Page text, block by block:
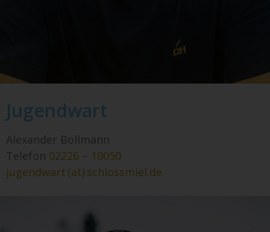
Jugendwart
Alexander Bollmann
Telefon 02226 – 10050
jugendwart (at) schlossmiel.de